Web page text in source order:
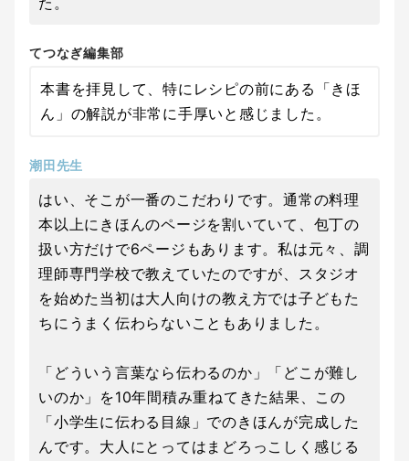
てつなぎ編集部
本書を拝見して、特にレシピの前にある「きほ
ん」の解説が非常に手厚いと感じました。
潮田先生
はい、そこが一番のこだわりです。通常の料理
本以上にきほんのページを割いていて、包丁の
扱い方だけで6ページもあります。私は元々、調
理師専門学校で教えていたのですが、スタジオ
を始めた当初は大人向けの教え方では子どもた
ちにうまく伝わらないこともありました。
「どういう言葉なら伝わるのか」「どこが難し
いのか」を10年間積み重ねてきた結果、この
「小学生に伝わる目線」でのきほんが完成した
んです。大人にとってはまどろっこしく感じる